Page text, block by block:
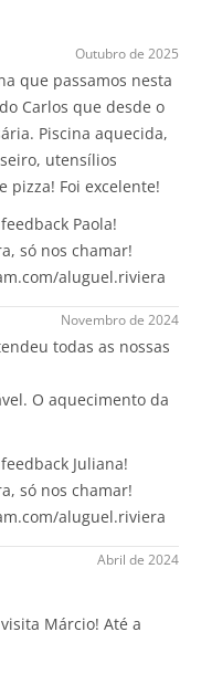
Outubro de 2025
que passamos nesta
Carlos que desde o
Piscina aquecida,
utensílios
pizza! Foi excelente!
Paola!
só nos chamar!
aluguel.riviera
Novembro de 2024
todas as nossas
O aquecimento da
Juliana!
só nos chamar!
aluguel.riviera
Abril de 2024
Márcio! Até a